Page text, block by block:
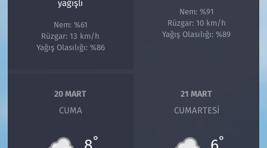
yağışlı
Nem: %61
Rüzgar: 13 km/h
Yağış Olasılığı: %86
Nem: %91
Rüzgar: 10 km/h
Yağış Olasılığı: %89
20 MART
CUMA
°
21 MART
CUMARTESI
°